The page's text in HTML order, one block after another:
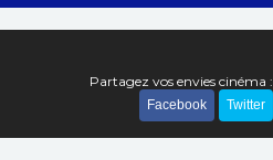
Partagez vos envies cinéma :
Facebook Twitter